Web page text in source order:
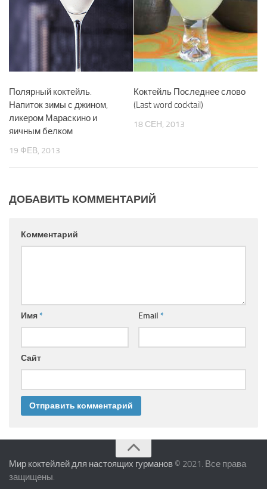
Полярный коктейль.
Напиток зимы с джином,
ликером Мараскино и
яичным белком
19 ФЕВ, 2013
Коктейль Последнее слово
(Last word cocktail)
18 СЕН, 2013
ДОБАВИТЬ КОММЕНТАРИЙ
Комментарий
Имя* Email *
Сайт
Мир коктейлей для настоящих гурманов © 2021. Все права
защищены.